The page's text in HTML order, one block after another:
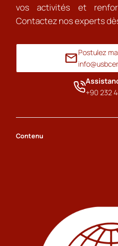
vos activités et
Contactez nos experts
Postulez
+90 232
Contenu